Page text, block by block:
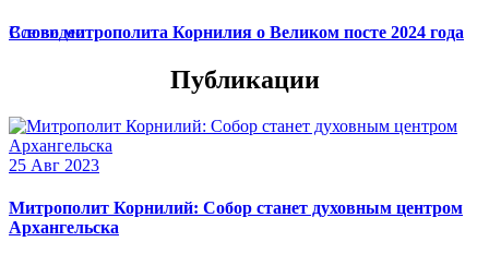
Слово митрополита Корнилия о Великом посте 2024 года
Все видео
Публикации
25 Авг 2023
Митрополит Корнилий: Собор станет духовным центром
Архангельска